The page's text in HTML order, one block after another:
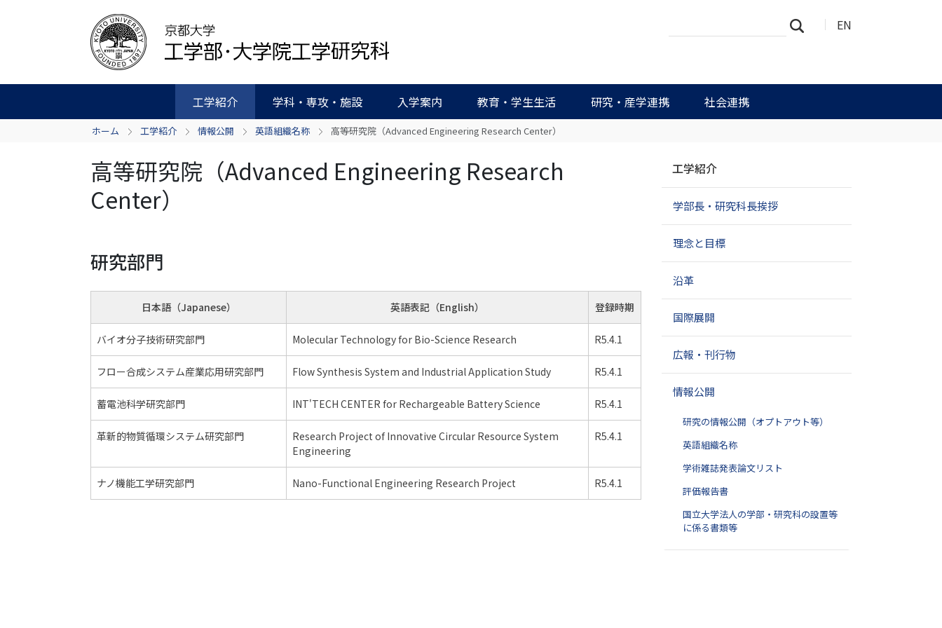
EN
工学紹介 学科・専攻・施設 入学案内 教育・学生生活 研究・産学連携 社会連携
イ
細
ホーム 工学紹介 情報公開 英語組織名称 高等研究院（Advanced Engineering Research Center）
高等研究院（Advanced Engineering Research
Center）
研究部門
日本語（Japanese） 英語表記 （English） 登録時期
バイオ分子技術研究部門 Molecular Technology for Bio-Science Research R5.4.1
フロー合成システム産業応用研究部門 Flow Synthesis System and Industrial Application Study R5.4.1
蓄電池科学研究部門 INT'TECH CENTER for Rechargeable Battery Science R5.4.1
革新的物質循環システム研究部門
Research Project of Innovative Circular Resource System
Engineering
R5.4.1
ナノ機能工学研究部門 Nano-Functional Engineering Research Project R5.4.1
ビ
ゲ
シ
ン
工学紹介
学部長・研究科長挨拶
理念と目標
沿革
国際展開
広報・刊行物
情報公開
研究の情報公開（オプトアウト等）
英語組織名称
学術雑誌発表論文リスト
評価報告書
国立大学法人の学部・研究科の設置等
に係る書類等